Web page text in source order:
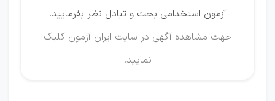
آزمون استخدامی بحث و تبادل نظر بفرمایید.
جهت مشاهده آگهی در سایت ایران آزمونکلیک
نمایید.